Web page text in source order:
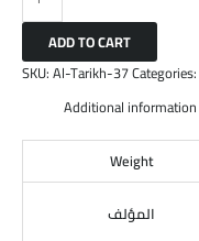
ADD TO CART
SKU:Al-Tarikh-37Categories:
Additional information
Weight
المؤلف